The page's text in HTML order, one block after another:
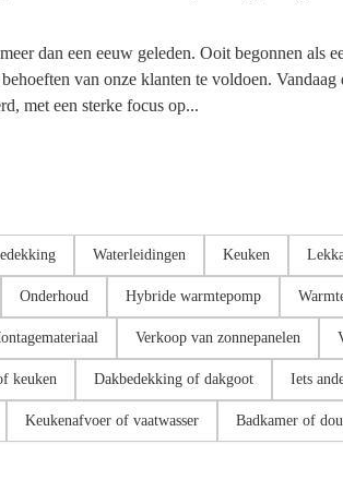
dan een eeuw geleden. Ooit begonnen als
van onze klanten te voldoen.
met een sterke focus op...
Waterleidingen Keuken
Onderhoud Hybride warmtepomp
Verkoop van zonnepanelen
keuken Dakbedekking of dakgoot Iets
Keukenafvoer of vaatwasser Badkamer of